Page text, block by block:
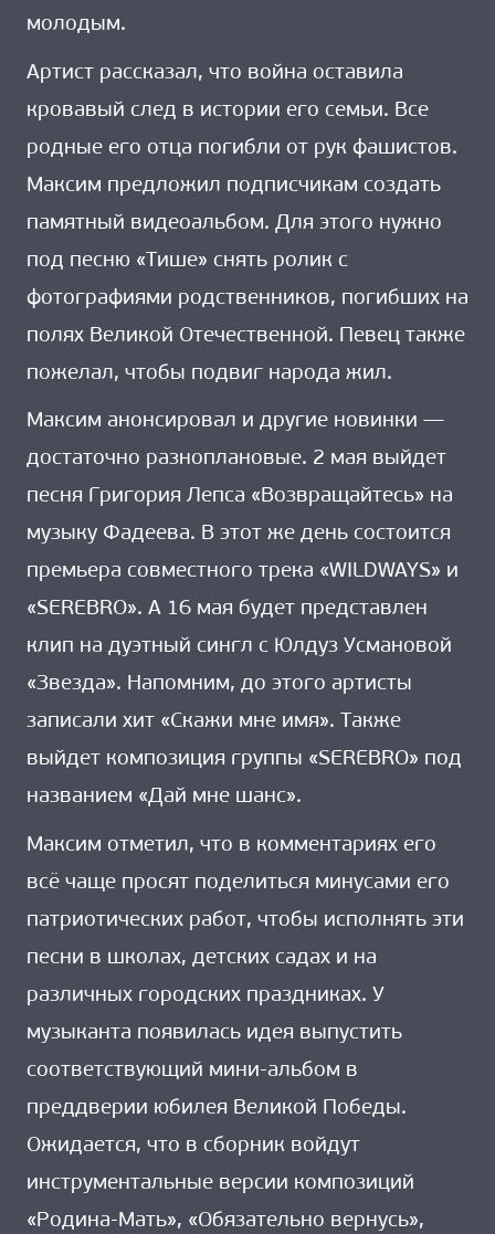
молодым.
Артист рассказал, что война оставила
кровавый след в истории его семьи. Все
родные его отца погибли от рук фашистов.
Максим предложил подписчикам создать
памятный видеоальбом. Для этого нужно
под песню «Тише» снять ролик с
фотографиями родственников, погибших на
полях Великой Отечественной. Певец также
пожелал, чтобы подвиг народа жил.
Максим анонсировал и другие новинки —
достаточно разноплановые. 2 мая выйдет
песня Григория Лепса «Возвращайтесь» на
музыку Фадеева. В этот же день состоится
премьера совместного трека «WILDWAYS» и
«SEREBRO». А 16 мая будет представлен
клип на дуэтный сингл с Юлдуз Усмановой
«Звезда». Напомним, до этого артисты
записали хит «Скажи мне имя». Также
выйдет композиция группы «SEREBRO» под
названием «Дай мне шанс».
Максим отметил, что в комментариях его
всё чаще просят поделиться минусами его
патриотических работ, чтобы исполнять эти
песни в школах, детских садах и на
различных городских праздниках. У
музыканта появилась идея выпустить
соответствующий мини-альбом в
преддверии юбилея Великой Победы.
Ожидается, что в сборник войдут
инструментальные версии композиций
«Родина-Мать», «Обязательно вернусь»,